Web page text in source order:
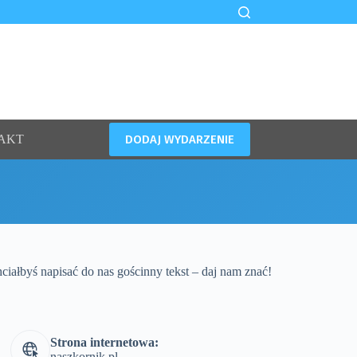
DODAJ WYDARZENIE
napisać do nas gościnny tekst – daj nam znać!
Strona internetowa: